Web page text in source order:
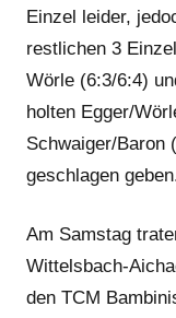
Einzel leider,
restlichen 3
Wörle (6:3/6:4)
holten Egger/
Schwaiger/Baron
geschlagen
Am Samstag
Wittelsbach-
den TCM